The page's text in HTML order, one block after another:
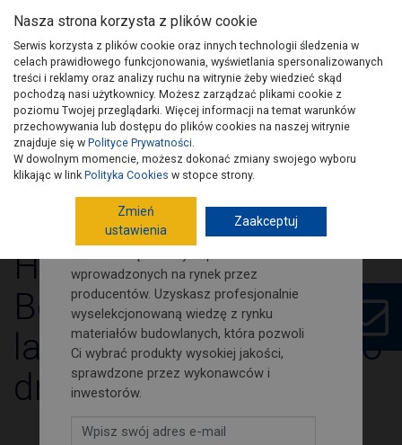
Wydania PSB Artykuły Kontakt
Hörmann.
Bezpieczeństwo na
lata, pewność każdego
dnia
Zamów nasz newsletter i śledź
na bieżąco nowości i porady
budowlano-remontowe!
Na naszej stronie znajdziesz porady
dotyczące poszczególnych etapów
budowy domu. Jak również wypowiedzi i
opinie fachowców budowlanych.
wprowadzonych na rynek przez
producentów. Uzyskasz profesjonalnie
wyselekcjonowaną wiedzę z rynku
materiałów budowlanych, która pozwoli
Ci wybrać produkty wysokiej jakości,
sprawdzone przez wykonawców i
inwestorów.
Nasza strona korzysta z plików cookie
Serwis korzysta z plików cookie oraz innych technologii śledzenia w
celach prawidłowego funkcjonowania, wyświetlania spersonalizowanych
treści i reklamy oraz analizy ruchu na witrynie żeby wiedzieć skąd
pochodzą nasi użytkownicy. Możesz zarządzać plikami cookie z
poziomu Twojej przeglądarki. Więcej informacji na temat warunków
przechowywania lub dostępu do plików cookies na naszej witrynie
znajduje się w Polityce Prywatności.
W dowolnym momencie, możesz dokonać zmiany swojego wyboru
klikając w link Polityka Cookies w stopce strony.
Zmień
ustawienia
Zaakceptuj